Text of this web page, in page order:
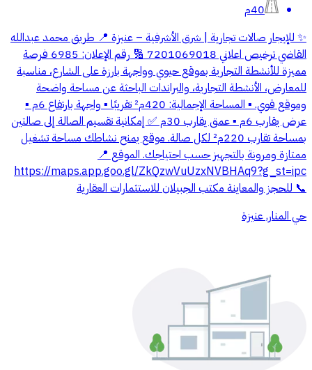
40م
✨ للإيجار صالات تجارية | شرق الأشرفية – عنيزة 📍 طريق محمد عبدالله
القاضي ترخيص اعلاني 7201069018 🔢 رقم الإعلان: 6985 فرصة
مميزة للأنشطة التجارية بموقع حيوي وواجهة بارزة على الشارع، مناسبة
للمعارض، الأنشطة التجارية، والبراندات الباحثة عن مساحة واضحة
وموقع قوي. ▪️ المساحة الإجمالية: 420م² تقريبًا ▪️ واجهة بارتفاع 6م ▪️
عرض يقارب 6م ▪️ عمق يقارب 30م ✅ إمكانية تقسيم الصالة إلى صالتين
بمساحة تقارب 220م² لكل صالة. موقع يمنح نشاطك مساحة تشغيل
ممتازة ومرونة بالتجهيز حسب احتياجك. الموقع 📍
https://maps.app.goo.gl/ZkQzwVuUzxNVBHAq9?g_st=ipc
📞 للحجز والمعاينة مكتب الجبيلان للاستثمارات العقارية
حي المنار, عنيزة